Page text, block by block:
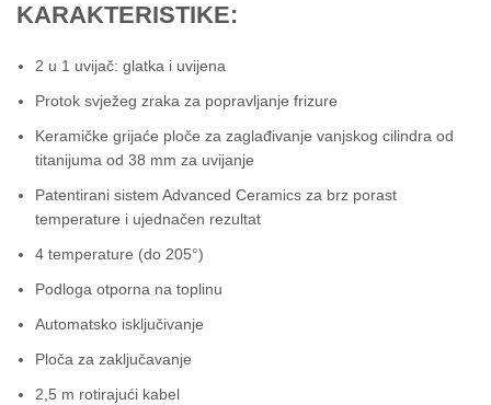
KARAKTERISTIKE:
2 u 1 uvijač: glatka i uvijena
Protok svježeg zraka za popravljanje frizure
Keramičke grijaće ploče za zaglađivanje vanjskog cilindra od
titanijuma od 38 mm za uvijanje
Patentirani sistem Advanced Ceramics za brz porast
temperature i ujednačen rezultat
4 temperature (do 205°)
Podloga otporna na toplinu
Automatsko isključivanje
Ploča za zaključavanje
2,5 m rotirajući kabel